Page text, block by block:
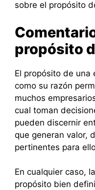
sobre el propósito
propósito
El propósito de una
como su razón
muchos
cual toman
pueden discernir
que generan valor,
pertinentes para
En cualquier caso,
propósito bien